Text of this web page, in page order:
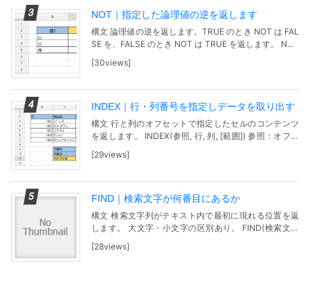
NOT｜指定した論理値の逆を返します
構文 論理値の逆を返します。TRUE のとき NOT は FAL
SE を、FALSE のとき NOT は TRUE を返します。 NOT
(論理式) 論理式：式、または論理値 TRUE か FALSE...
30views
INDEX｜行・列番号を指定しデータを取り出す
構文 行と列のオフセットで指定したセルのコンテンツ
を返します。 INDEX(参照, 行, 列, [範囲]) 参照：オフセ
ットされるセルの配列です。 行：オフセット行数で
す。 列：オフセット列数です。...
29views
FIND｜検索文字が何番目にあるか
構文 検索文字列がテキスト内で最初に現れる位置を返
します。 大文字・小文字の区別あり。 FIND(検索文字
列, 検索対象のテキスト, [開始位置]) 検索文字列：検索
する文字列。 検索対象のテキスト：...
28views